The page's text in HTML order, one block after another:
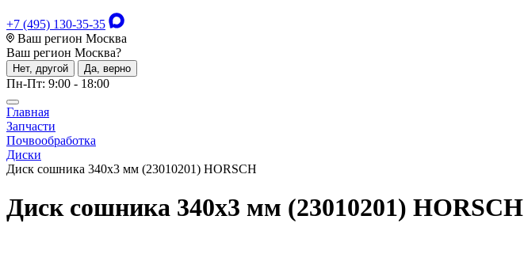
+7 (495) 130-35-35
Ваш регион Москва
Ваш регион Москва?
Нет, другой Да, верно
Пн-Пт: 9:00 - 18:00
Главная
Запчасти
Почвообработка
Диски
Диск сошника 340х3 мм (23010201) HORSCH
Диск сошника 340х3 мм (23010201) HORSCH